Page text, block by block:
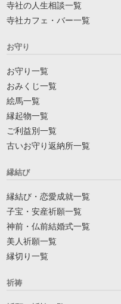
寺社の人生相談一覧
寺社カフェ・バー一覧
お守り
お守り一覧
おみくじ一覧
絵馬一覧
縁起物一覧
ご利益別一覧
古いお守り返納所一覧
縁結び
縁結び・恋愛成就一覧
子宝・安産祈願一覧
神前・仏前結婚式一覧
美人祈願一覧
縁切り一覧
祈祷